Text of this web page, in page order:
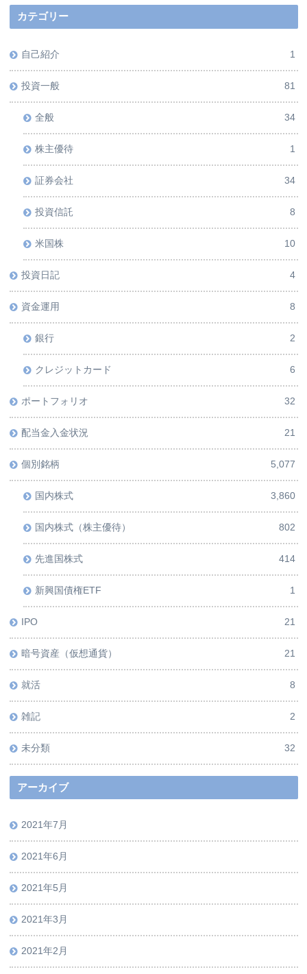
カテゴリー
自己紹介 1
投資一般 81
全般 34
株主優待 1
証券会社 34
投資信託 8
米国株 10
投資日記 4
資金運用 8
銀行 2
クレジットカード 6
ポートフォリオ 32
配当金入金状況 21
個別銘柄 5,077
国内株式 3,860
国内株式（株主優待） 802
先進国株式 414
新興国債権ETF 1
IPO 21
暗号資産（仮想通貨） 21
就活 8
雑記 2
未分類 32
アーカイブ
2021年7月
2021年6月
2021年5月
2021年3月
2021年2月